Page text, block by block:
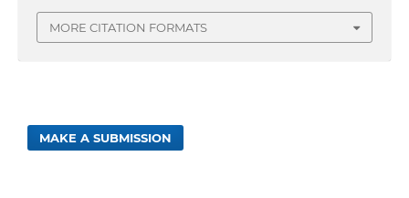
MORE CITATION FORMATS
MAKE A SUBMISSION